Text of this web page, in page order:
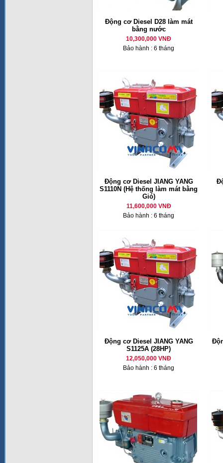
Động cơ Diesel D28 làm mát
bằng nước
10,300,000 VNĐ
Bảo hành : 6 tháng
Động cơ Diesel JIANG YANG
S1110N (Hệ thống làm mát bằng
Gió)
11,600,000 VNĐ
Bảo hành : 6 tháng
Động cơ Diesel JIANG YANG
S1125A (28HP)
12,050,000 VNĐ
Bảo hành : 6 tháng